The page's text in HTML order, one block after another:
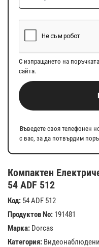
Компактен
54 ADF 512
Код: 54 ADF 512
Продуктов No: 191481
Марка: Dorcas
Категория:
С изпращането на
сайта.
Въведете своя телефонен
с вас, за да потвърдим